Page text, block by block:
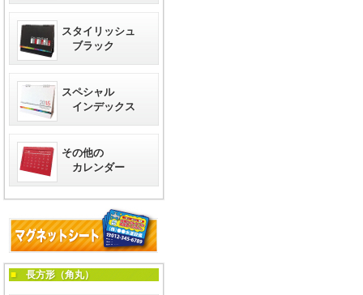
スタイリッシュ
ブラック
スペシャル
インデックス
その他の
カレンダー
■長方形（角丸）